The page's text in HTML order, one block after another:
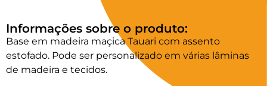
Informações sobre o produto:
Base em madeira maçica Tauari com assento
estofado. Pode ser personalizado em várias lâminas
de madeira e tecidos.